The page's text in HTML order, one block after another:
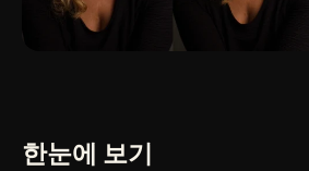
한눈에 보기